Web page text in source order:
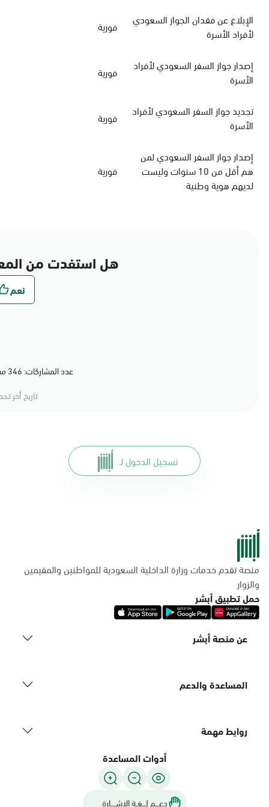
الإبلاغ عن فقدان الجواز السعودي
لأفراد الأسرة
فورية
‏إصدار جواز السفر السعودي‏‏ لأفراد
الأسرة
فورية
‏تجديد جواز السفر السعودي‏ لأفراد
الأسرة
فورية
إصدار جواز السفر السعودي لمن
هم أقل من 10 سنوات وليست
لديهم هوية وطنية
فورية
هل استفدت من
عدد المشاركات: 346 مشاركة (79%) أعجبهم المحتوى
تاريخ أخر
تسجيل الدخول لـ
منصة تقدم خدمات وزارة الداخلية السعودية للمواطنين والمقيمين
والزوار
حمل تطبيق أبشر
عن منصة أبشر
المساعدة والدعم
روابط مهمة
أدوات المساعدة
دعـــم لـــغـة الاشــــارة